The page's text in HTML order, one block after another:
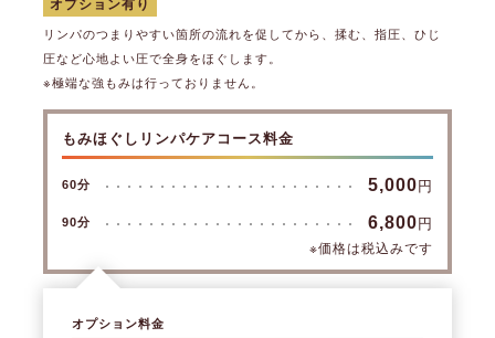
オプション有り
リンパのつまりやすい箇所の流れを促してから、揉む、指圧、ひじ
圧など心地よい圧で全身をほぐします。
※極端な強もみは行っておりません。
もみほぐしリンパケアコース料金
60分 5,000 円
90分 6,800 円
※価格は税込みです
オプション料金